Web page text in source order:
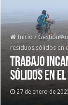
Inicio / Gestión
residuos sólidos en
Trabajo
sólidos en
27 de enero de